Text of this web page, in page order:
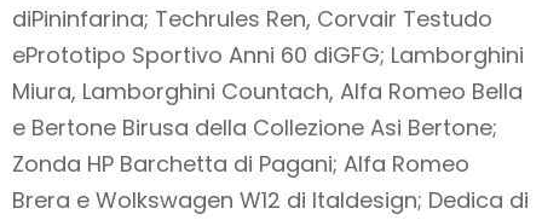
diPininfarina; Techrules Ren, Corvair Testudo
ePrototipo Sportivo Anni 60 diGFG; Lamborghini
Miura, Lamborghini Countach, Alfa Romeo Bella
e Bertone Birusa della Collezione Asi Bertone;
Zonda HP Barchetta di Pagani; Alfa Romeo
Brera e Wolkswagen W12 di Italdesign; Dedica di